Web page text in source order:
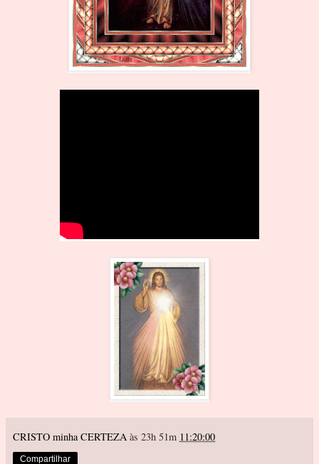
CRISTO minha CERTEZA às 23h 51m 11:20:00
Compartilhar